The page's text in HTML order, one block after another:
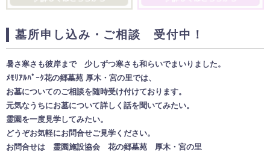
墓所申し込み・ご相談 受付中！
暑さ寒さも彼岸まで 少しずつ寒さも和らいでまいりました。
ﾒﾓﾘｱﾙﾊﾟｰｸ花の郷墓苑 厚木・宮の里では、
お墓についてのご相談を随時受け付けております。
元気なうちにお墓について詳しく話を聞いてみたい。
霊園を一度見学してみたい。
どうぞお気軽にお問合せご見学ください。
お問合せは 霊園施設協会 花の郷墓苑 厚木・宮の里